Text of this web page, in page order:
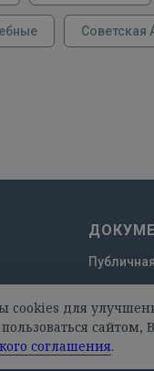
cookies для
соглашения.
Советская